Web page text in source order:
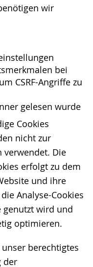
wir
bei
CSRF-Angriffe zu
gelesen wurde
Cookies
nicht zur
verwendet. Die
erfolgt zu dem
und ihre
Analyse-Cookies
genutzt wird und
optimieren.
berechtigtes
der